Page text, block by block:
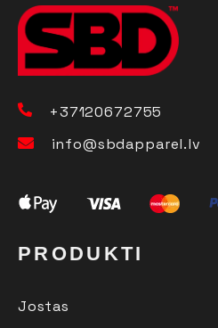
+37120672755
info@sbdapparel.lv
PRODUKTI
Jostas